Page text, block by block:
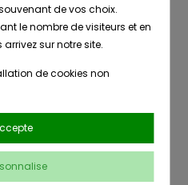
Livraison
en point de
Paiement
de vos choix.
le nombre de visiteurs et en
sur notre site.
de cookies non